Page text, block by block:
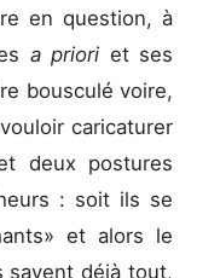
en question, à
a priori et ses
bousculé voire,
caricaturer
deux postures
: soit ils se
et alors le
savent déjà tout,